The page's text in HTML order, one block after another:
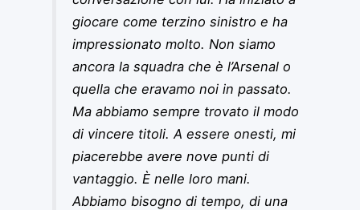
giocare come terzino sinistro e ha
impressionato molto. Non siamo
ancora la squadra che è l’Arsenal o
quella che eravamo noi in passato.
Ma abbiamo sempre trovato il modo
di vincere titoli. A essere onesti, mi
piacerebbe avere nove punti di
vantaggio. È nelle loro mani.
Abbiamo bisogno di tempo, di una